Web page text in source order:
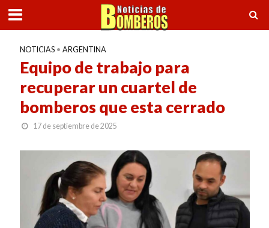
NOTICIAS • ARGENTINA
Equipo de trabajo para
recuperar un cuartel de
bomberos que esta cerrado
17 de septiembre de 2025